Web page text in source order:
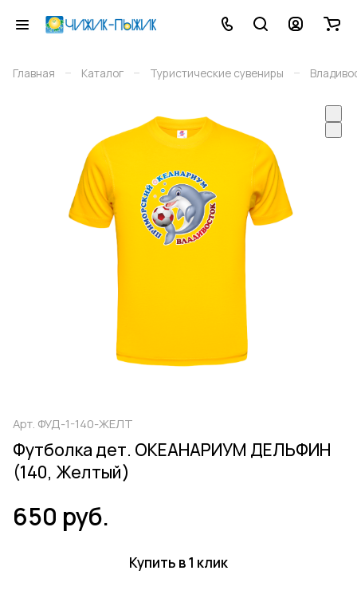
Главная – Каталог – Туристические сувениры –
Арт. ФУД-1-140-ЖЕЛТ
Футболка дет. ОКЕАНАРИУМ ДЕЛЬФИН
(140, Желтый)
650 руб.
Купить в 1 клик